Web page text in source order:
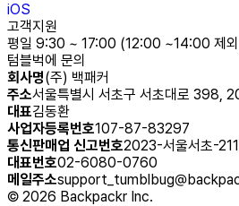
iOS
고객지원
평일 9:30 ~ 17:00 (12:00 ~14:00 제
텀블벅에 문의
회사명(주) 백패커
주소서울특별시 서초구 서초대로 398,
대표김동환
사업자등록번호107-87-83297
통신판매업 신고번호2023-서울서초-
대표번호02-6080-0760
메일주소
© 2026 Backpackr Inc.